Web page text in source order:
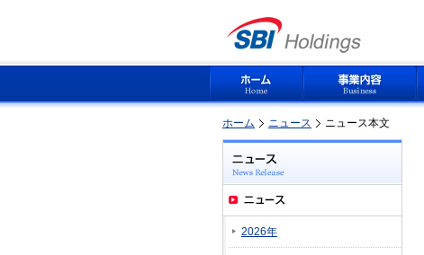
ホーム ニュース ニュース本文
2026年